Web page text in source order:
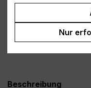
Produkt
Produktnummer:
Beschreibung
Nur